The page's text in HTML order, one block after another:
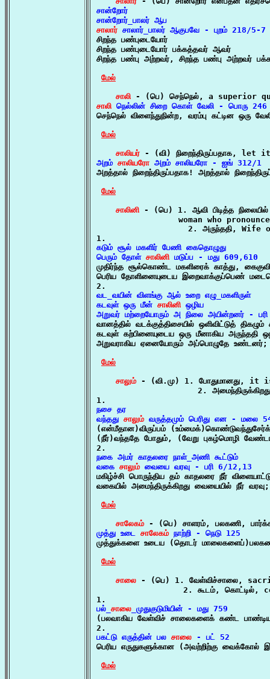
சான்றோர்
சாலார் சாலார்_பாலர் ஆகுபவே - புறம் 218/5-7
சிறந்த பண்புடையோர்
சிறந்த பண்புடையோர் பக்கத்தவர் ஆவர்
சிறந்த பண்பு அற்றவர், சிறந்த பண்பு அற்றவர்
மேல்
சாலி
சாலி நெல்லின் சிறை கொள் வேலி - பொரு 246
செந்நெல் விளைந்துநின்ற, வரம்பு கட்டின ஒரு
மேல்
சாலியர்
அறம் சாலியரோ அறம் சாலியரோ - ஐங் 312/1
அறத்தால் நிறைந்திருப்பதாக! அறத்தால்
மேல்
சாலினி - (பெ) 1. ஆவி பிடித்த
woman who
2. அருந்ததி, Wife
கடும் சூல் மகளிர் பேணி கைதொழுது
பெரும் தோள் சாலினி மடுப்ப - மது 609,610
முதிர்ந்த சூல்கொண்ட மகளிரைக் காத்து,
பெரிய தோளினையுடைய இறைவாக்குப்பெண்
வட_வயின் விளங்கு ஆல் உறை எழு_மகளிருள்
கடவுள் ஒரு மீன் சாலினி ஒழிய
அறுவர் மற்றையோரும் அ நிலை அயின்றனர் -
வானத்தில் வடக்குத்திசையில் ஒளிவிட்டுத்
கடவுள் கற்பினையுடைய ஒரு மீனாகிய அருந்ததி
அறுவராகிய ஏனையோரும் அப்பொழுதே உண்டனர்;
மேல்
சாலும் - (வி.மு) 1. போதுமானது, it
2.
நசை தர
வந்தது சாலும் வருத்தமும் பெரிது என - மலை
(என்மீதான)விருப்பம்
(நீர்)வந்ததே போதும், (வேறு புகழ்மொழி
நகை அமர் காதலரை நாள்_அணி கூட்டும்
வகை சாலும் வையை வரவு - பரி 6/12,13
மகிழ்ச்சி பொருந்திய தம் காதலரை நீர்
வகையில் அமைந்திருக்கிறது வையையில் நீர் வரவு;
மேல்
சாலேகம் - (பெ) சாளரம், பலகணி,
முத்து உடை சாலேகம் நாற்றி - நெடு 125
முத்துக்களை உடைய (தொடர்
மேல்
சாலை - (பெ) 1. வேள்விச்சாலை,
2. கூடம், கொட்டில்,
பல்_ சாலை _முதுகுடுமியின் - மது 759
(பலவாகிய வேள்விச் சாலைகளைக் கண்ட
பகட்டு எருத்தின் பல சாலை - பட் 52
பெரிய எருதுகளுக்கான (அவற்றிற்கு வைக்கோல்
மேல்